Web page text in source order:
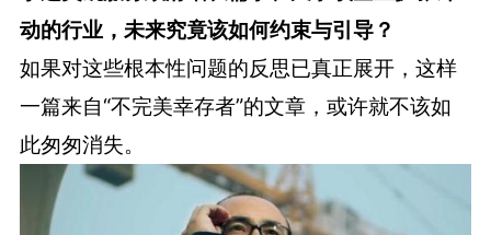
动的行业，未来究竟该如何约束与引导？
如果对这些根本性问题的反思已真正展开，这样
一篇来自“不完美幸存者”的文章，或许就不该如
此匆匆消失。